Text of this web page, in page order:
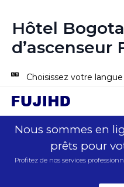
Hôtel
d’ascenseur
Choisissez votre langue
Nous sommes en
prêts pour
Profitez de nos services